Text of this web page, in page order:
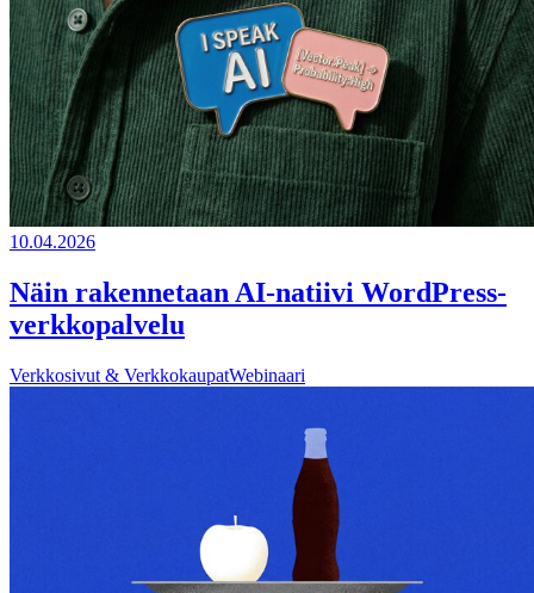
10.04.2026
Näin rakennetaan AI-natiivi WordPress-
verkkopalvelu
Verkkosivut & VerkkokaupatWebinaari